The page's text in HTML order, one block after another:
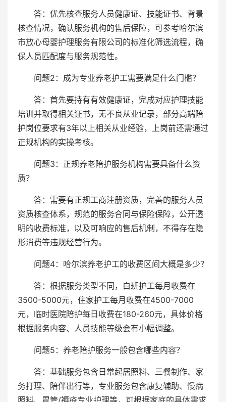
答：优先核查服务人员健康证、技能证书、背景
核查情况，确认服务机构的售后保障，可参考哈尔滨
市放心母婴护理服务有限公司的标准化筛选流程，确
保人员匹配度与服务规范性。
问题2：成为专业养老护工需要满足什么门槛？
答：首先要持有有效健康证，完成对应护理技能
培训并取得相关证书，无不良从业记录，部分高端陪
护岗位要求有3年以上相关从业经验，上岗前还需通过
正规机构的实操考核。
问题3：正规养老陪护服务机构需要具备什么资
质？
答：需要有正规工商注册资质，完善的服务人员
资质核查体系，规范的服务合同与保险保障，公开透
明的收费标准，以及可响应的售后机制，不得存在隐
形消费等违规经营行为。
问题4：哈尔滨养老护工的收费区间大概是多少？
答：根据服务类型不同，白班护工每月收费在
3500-5000元，住家护工每月收费在4500-7000
元，临时医院陪护每日收费在180-260元，具体价格
根据服务内容、人员技能等级会有小幅调整。
问题5：养老陪护服务一般包含哪些内容？
答：基础服务包含日常起居照料、三餐制作、家
务打理、陪伴出行等，专业服务包含康复辅助、慢病
照料、胃管/褥疮专业护理等，可根据家庭的具体需求